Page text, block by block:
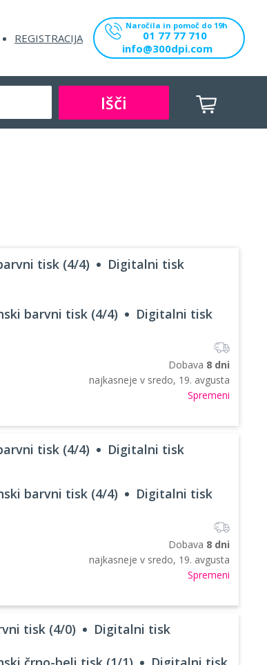
REGISTRACIJA
Naročila in pomoč do 19h
01 77 77 710
info@300dpi.com
Išči
tisk (4/4) Digitalni tisk
barvni tisk (4/4) Digitalni tisk
Dobava 8 dni
najkasneje v sredo, 19. avgusta
Spremeni
tisk (4/4) Digitalni tisk
barvni tisk (4/4) Digitalni tisk
Dobava 8 dni
najkasneje v sredo, 19. avgusta
Spremeni
tisk (4/0) Digitalni tisk